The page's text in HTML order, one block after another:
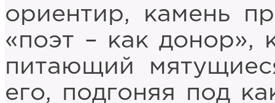
ориентир, камень
«поэт – как донор»,
питающий
его, подгоняя под